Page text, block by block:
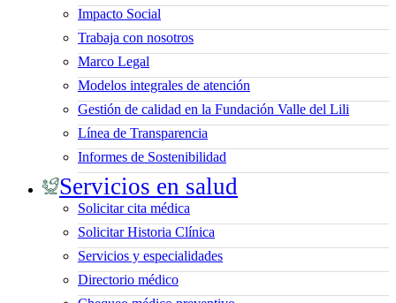
Impacto Social
Trabaja con nosotros
Marco Legal
Modelos integrales de atención
Gestión de calidad en la Fundación Valle del Lili
Línea de Transparencia
Informes de Sostenibilidad
Servicios en salud
Solicitar cita médica
Solicitar Historia Clínica
Servicios y especialidades
Directorio médico